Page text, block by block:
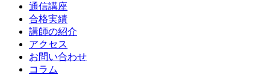
通信講座
合格実績
講師の紹介
アクセス
お問い合わせ
コラム